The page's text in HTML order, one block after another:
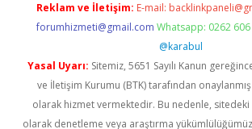
Reklam ve İletişim: E-mail:
forumhizmeti@gmail.com Whatsapp: 0262
@karabul
Yasal Uyarı: Sitemiz, 5651 Sayılı Kanun
ve İletişim Kurumu (BTK) tarafından onaylanmış
olarak hizmet vermektedir. Bu nedenle,
olarak denetleme veya araştırma